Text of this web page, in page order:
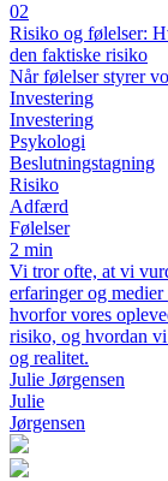
02
Risiko og følelser:
den faktiske risiko
Når følelser styrer
Investering
Investering
Psykologi
Beslutningstagning
Risiko
Adfærd
Følelser
2 min
Vi tror ofte, at vi
erfaringer og
hvorfor vores
risiko, og hvordan
og realitet.
Julie Jørgensen
Julie
Jørgensen